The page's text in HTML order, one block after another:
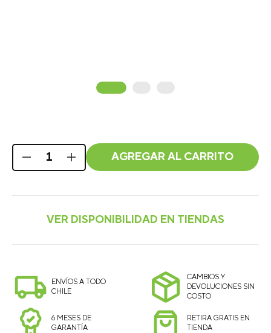
AGREGAR AL CARRITO
ENVÍOS A TODO
CHILE
CAMBIOS Y
DEVOLUCIONES SIN
COSTO
6 MESES DE
GARANTÍA
RETIRA GRATIS EN
TIENDA